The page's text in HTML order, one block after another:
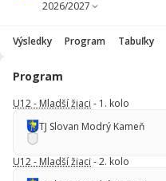
Výsledky Program Tabuľky
Program
U12 - Mladší žiaci - 1. kolo
TJ Slovan Modrý Kameň
U12 - Mladší žiaci - 2. kolo